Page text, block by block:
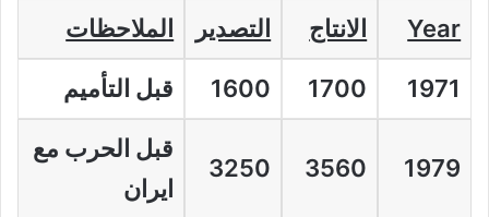
Year الانتاج التصدير الملاحظات
1971
1700
1600 قبل التأميم
1979
3560
3250
قبل الحرب مع
ايران